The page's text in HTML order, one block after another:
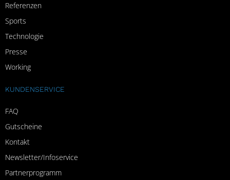
Referenzen
Sports
Technologie
Presse
Working
KUNDENSERVICE
FAQ
Gutscheine
Kontakt
Newsletter/Infoservice
Partnerprogramm